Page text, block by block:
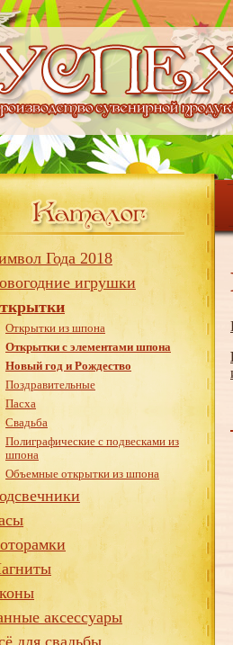
Года 2018
игрушки
Открытки из шпона
Открытки с элементами шпона
Новый год и Рождество
Поздравительные
Пасха
Свадьба
Полиграфические с подвесками из
шпона
Объемные открытки из шпона
аксессуары
для свадьбы